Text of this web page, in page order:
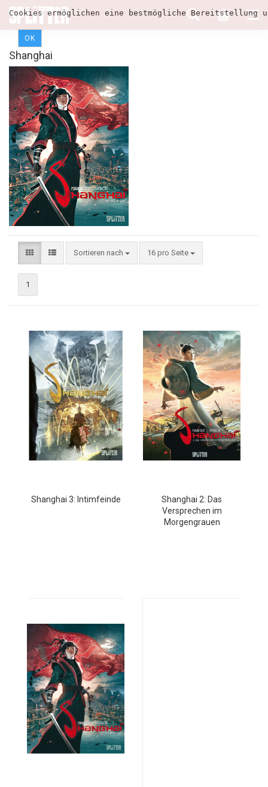
Cookies ermöglichen eine bestmögliche
OK
Shanghai
Sortieren nach 16 pro Seite
1
Shanghai 3: Intimfeinde
Shanghai 2: Das
Versprechen im
Morgengrauen